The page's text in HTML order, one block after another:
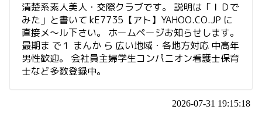
清楚系素人美人・交際クラブです。 説明は「ＩＤで
みた」と書いて kE7735【アト】YAHOO.CO.JP に
直接メ～ル下さい。 ホームページお知らせします。
最期ま で１ まんか ら 広い地域・各地方対応 中高年
男性歓迎。 会社員主婦学生コンパニオン看護士保育
士など多数登録中。
2026-07-31 19:15:18